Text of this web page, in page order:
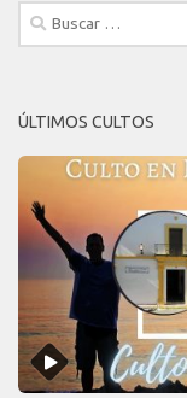
Buscar:
ÚLTIMOS CULTOS